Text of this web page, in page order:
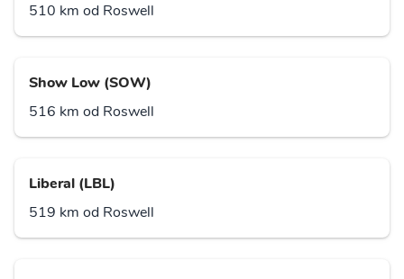
510 km od Roswell
Show Low (SOW)
516 km od Roswell
Liberal (LBL)
519 km od Roswell